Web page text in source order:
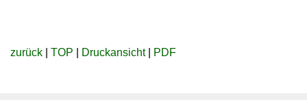
zurück TOP Druckansicht| PDF